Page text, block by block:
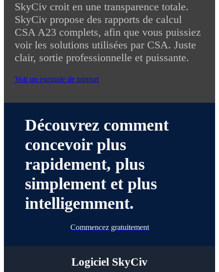
SkyCiv croit en une transparence totale.
SkyCiv propose des rapports de calcul
CSA A23 complets, afin que vous puissiez
voir les solutions utilisées par CSA. Juste
clair, sortie professionnelle et puissante.
Voir un exemple de rapport
Découvrez comment
concevoir plus
rapidement, plus
simplement et plus
intelligemment.
Commencez gratuitement
Logiciel SkyCiv